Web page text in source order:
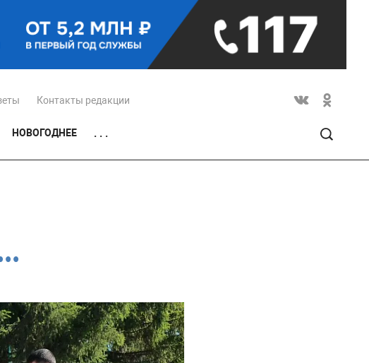
Контакты редакции
НОВОГОДНЕЕ . . .